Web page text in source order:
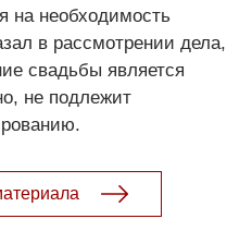
на необходимость
в рассмотрении дела,
свадьбы является
не подлежит